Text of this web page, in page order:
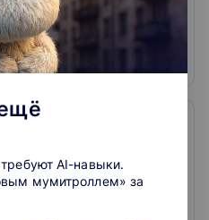
отрасли с 2006 года.
ИС для
бурения
Преподаватель
AI-навыки.
мумитроллем» за